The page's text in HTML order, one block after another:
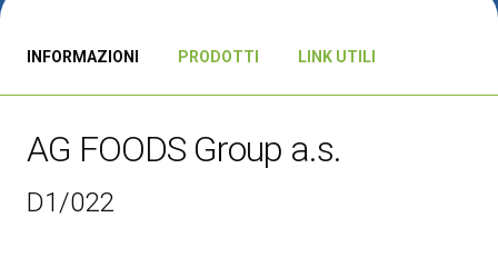
INFORMAZIONI PRODOTTI LINK UTILI
AG FOODS Group a.s.
D1/022